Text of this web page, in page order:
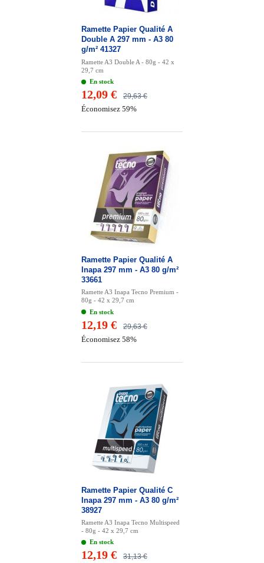
Ramette Papier Qualité A
Double A 297 mm - A3 80
g/m² 41327
Ramette A3 Double A - 80g - 42 x
29,7 cm
En stock
29,63 €
12,09 €
Économisez 59%
Ramette Papier Qualité A
Inapa 297 mm - A3 80 g/m²
33661
Ramette A3 Inapa Tecno Premium -
80g - 42 x 29,7 cm
En stock
29,63 €
12,19 €
Économisez 58%
Ramette Papier Qualité C
Inapa 297 mm - A3 80 g/m²
38927
Ramette A3 Inapa Tecno Multispeed
- 80g - 42 x 29,7 cm
En stock
31,13 €
12,19 €